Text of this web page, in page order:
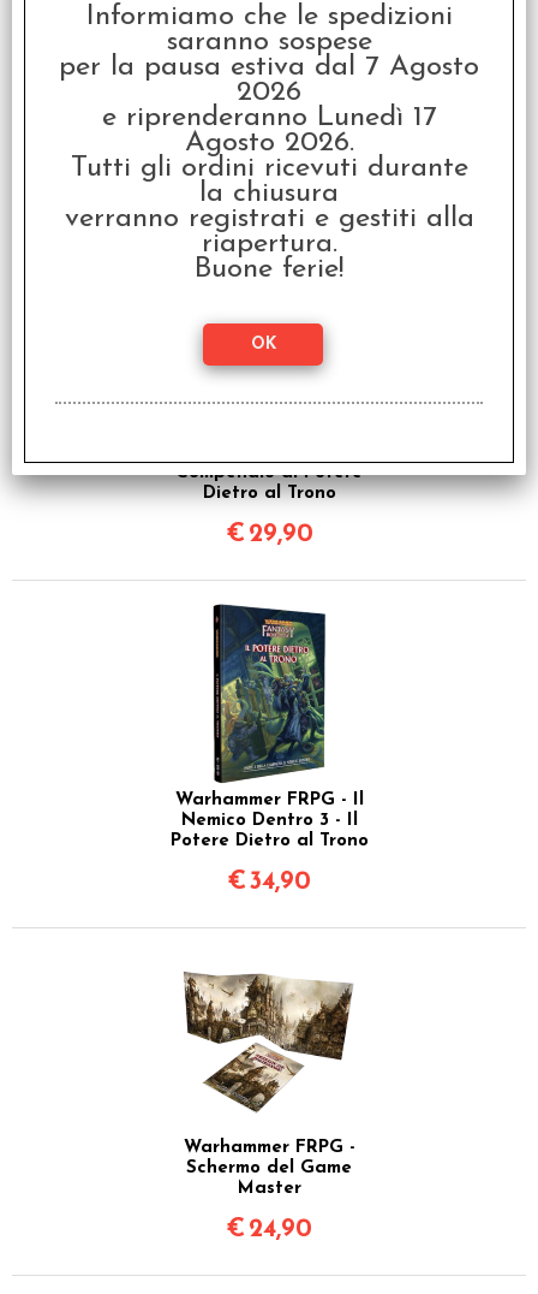
Warhammer FRPG - Il
Nemico Dentro 2 -
Morte sul Reik
€34,90
Compendio al Potere
Dietro al Trono
€ 29,90
Warhammer FRPG - Il
Nemico Dentro 3 - Il
Potere Dietro al Trono
€34,90
Warhammer FRPG -
Schermo del Game
Master
€ 24,90
Informiamo che le spedizioni
saranno sospese
per la pausa estiva dal 7 Agosto
2026
e riprenderanno Lunedì 17
Agosto 2026.
Tutti gli ordini ricevuti durante
la chiusura
verranno registrati e gestiti alla
riapertura.
Buone ferie!